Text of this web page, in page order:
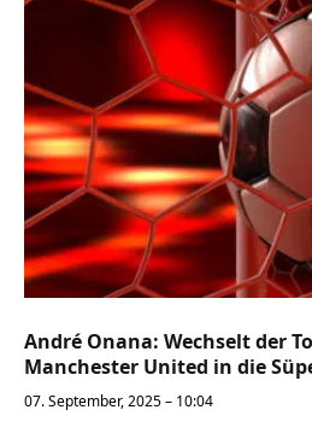
André Onana: Wechselt der
Manchester United in die
07. September, 2025 – 10:04